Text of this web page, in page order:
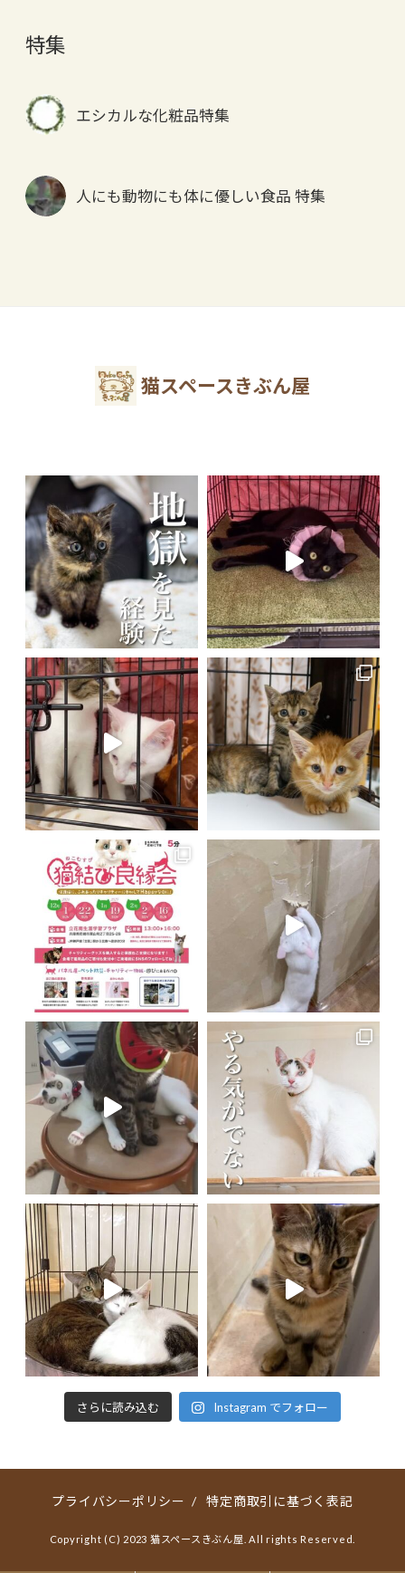
特集
エシカルな化粧品特集
人にも動物にも体に優しい食品 特集
猫スペースきぶん屋
さらに読み込む Instagram でフォロー
プライバシーポリシー / 特定商取引に基づく表記
Copyright (C) 2023 猫スペースきぶん屋. All rights Reserved.